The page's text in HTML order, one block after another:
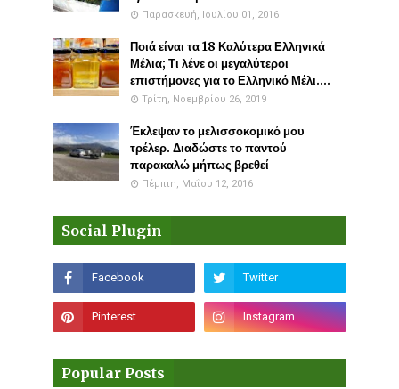
Παρασκευή, Ιουλίου 01, 2016
Ποιά είναι τα 18 Καλύτερα Ελληνικά
Μέλια; Τι λένε οι μεγαλύτεροι
επιστήμονες για το Ελληνικό Μέλι....
Τρίτη, Νοεμβρίου 26, 2019
Έκλεψαν το μελισσοκομικό μου
τρέλερ. Διαδώστε το παντού
παρακαλώ μήπως βρεθεί
Πέμπτη, Μαΐου 12, 2016
Social Plugin
Popular Posts